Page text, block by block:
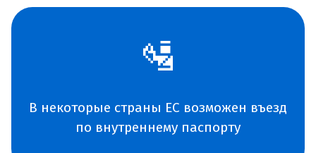
🛂
В некоторые страны ЕС возможен въезд
по внутреннему паспорту